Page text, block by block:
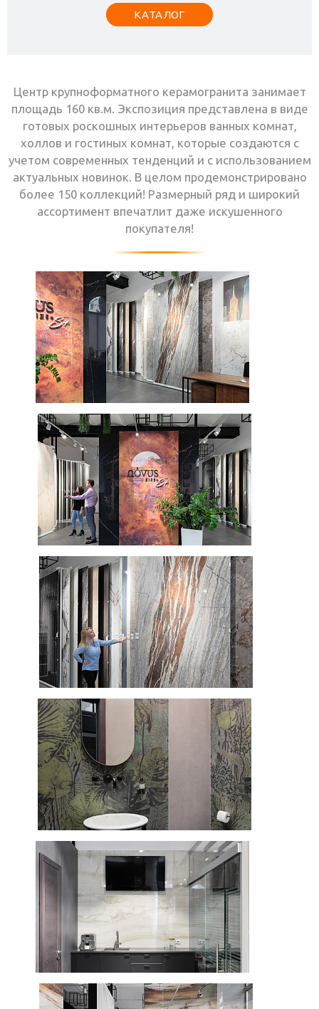
КАТАЛОГ
Центр крупноформатного керамогранита занимает
площадь 160 кв.м. Экспозиция представлена в виде
готовых роскошных интерьеров ванных комнат,
холлов и гостиных комнат, которые создаются с
учетом современных тенденций и с использованием
актуальных новинок. В целом продемонстрировано
более 150 коллекций! Размерный ряд и широкий
ассортимент впечатлит даже искушенного
покупателя!